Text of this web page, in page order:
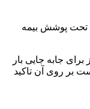
تحت پوشش بیمه
جابه جایی بار
بر روی آن تاکید